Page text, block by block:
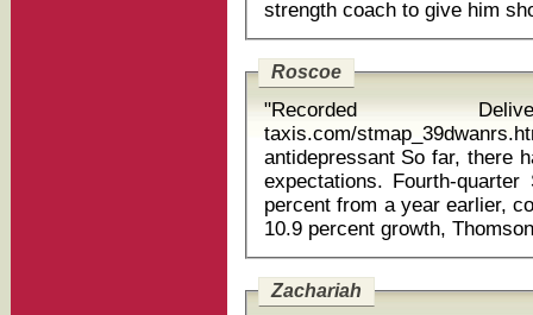
Roscoe
"Recorded
taxis.com/
antidepressant So far, there has been a minimal impact on earnings
expectations. Fourth-
percent from a year earlier,
Zachariah